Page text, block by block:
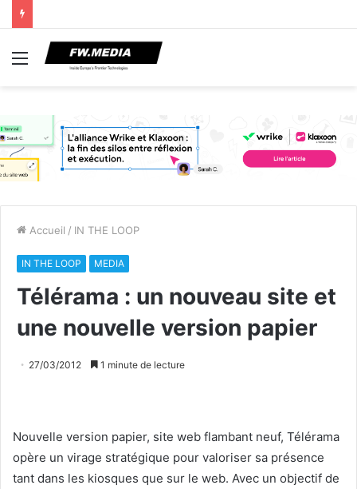
Menu
Accueil / IN THE LOOP
IN THE LOOP MEDIA
Télérama : un nouveau site et
une nouvelle version papier
27/03/2012 1 minute de lecture
Nouvelle version papier, site web flambant neuf, Télérama
opère un virage stratégique pour valoriser sa présence
tant dans les kiosques que sur le web. Avec un objectif de